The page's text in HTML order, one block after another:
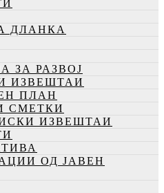
ДЛАНКА
ЗА РАЗВОЈ
ИЗВЕШТАИ
ПЛАН
СМЕТКИ
ИЗВЕШТАИ
ОД ЈАВЕН